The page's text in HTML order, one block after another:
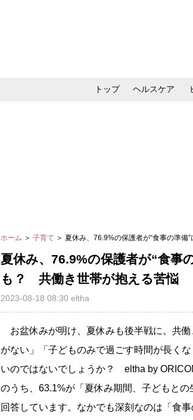
トップ ヘルスケア
ホーム ＞ 子育て ＞ 夏休み、76.9%の保護者が“食事の準
夏休み、76.9%の保護者が“食事
も？ 共働き世帯が抱える苦悩
2023-08-18 08:30 eltha
お盆休みが明け、夏休みも後半戦に。共
がない」「子どものみで過ごす時間が長く
いのではないでしょうか？ eltha by
のうち、63.1%が「夏休み期間、子どもと
回答しています。なかでも深刻なのは「食